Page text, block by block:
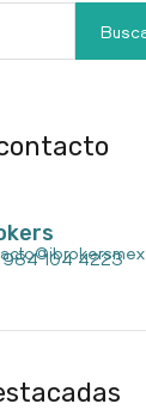
984 104 4223